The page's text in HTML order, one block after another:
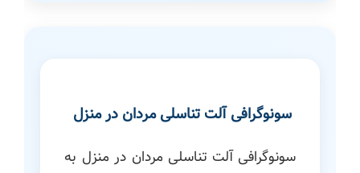
سونوگرافی آلت تناسلی مردان در منزل
سونوگرافی آلت تناسلی مردان در منزل به